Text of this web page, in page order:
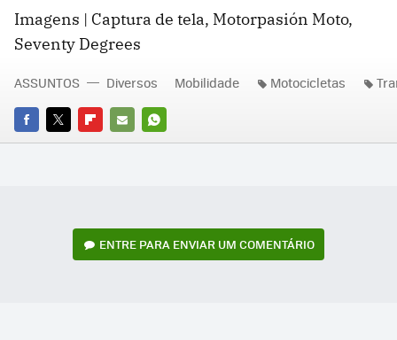
Imagens | Captura de tela, Motorpasión Moto,
Seventy Degrees
FACEBOOK
TWITTERFLIPBOARD
E-
WHATSAPP
ASSUNTOS Diversos Mobilidade Motocicletas
ENTRE PARA ENVIAR UM COMENTÁRIO